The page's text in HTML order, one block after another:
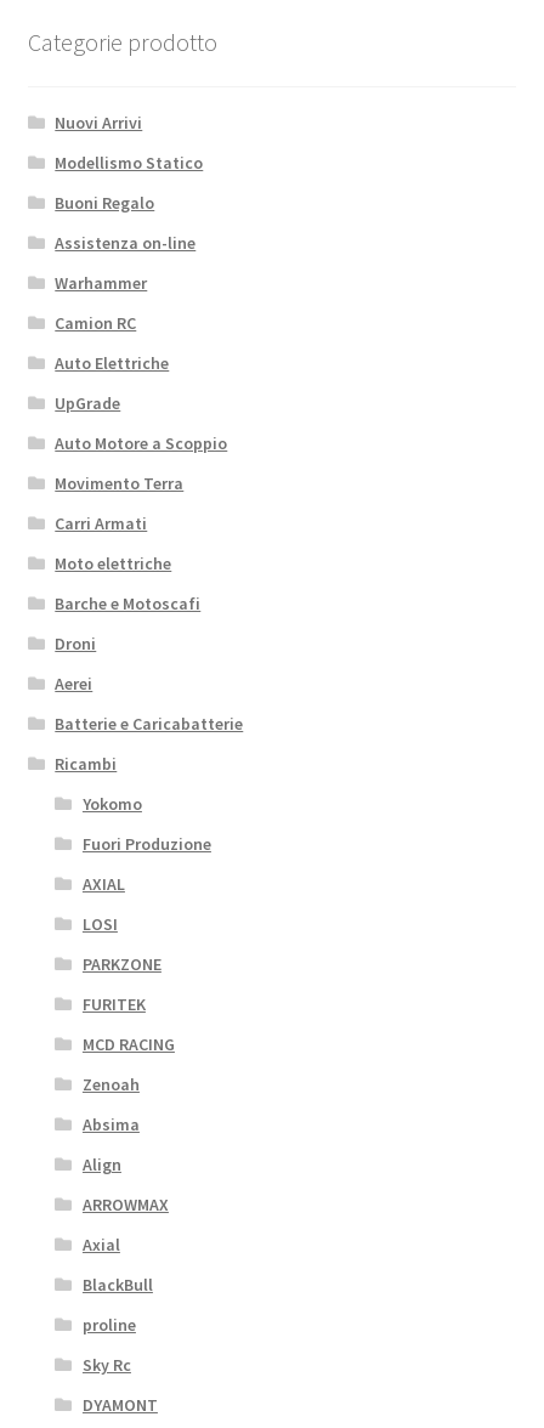
Categorie prodotto
Nuovi Arrivi
Modellismo Statico
Buoni Regalo
Assistenza on-line
Warhammer
Camion RC
Auto Elettriche
UpGrade
Auto Motore a Scoppio
Movimento Terra
Carri Armati
Moto elettriche
Barche e Motoscafi
Droni
Aerei
Batterie e Caricabatterie
Ricambi
Yokomo
Fuori Produzione
AXIAL
LOSI
PARKZONE
FURITEK
MCD RACING
Zenoah
Absima
Align
ARROWMAX
Axial
BlackBull
proline
Sky Rc
DYAMONT